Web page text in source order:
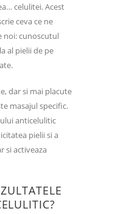
celulitei. Acest
ceva ce ne
noi: cunoscutul
al pielii de pe
dar si mai placute
masajul specific.
anticelulitic
pielii si a
si activeaza